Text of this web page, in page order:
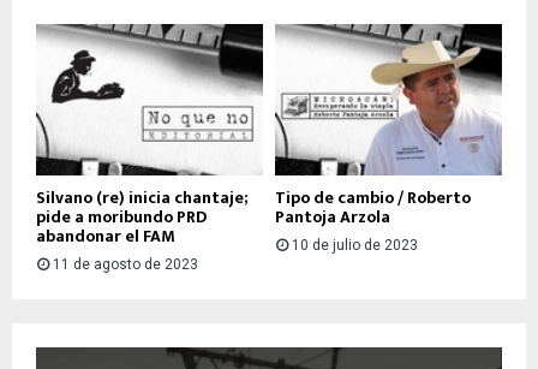
Silvano (re) inicia chantaje;
pide a moribundo PRD
abandonar el FAM
11 de agosto de 2023
Tipo de cambio / Roberto
Pantoja Arzola
10 de julio de 2023